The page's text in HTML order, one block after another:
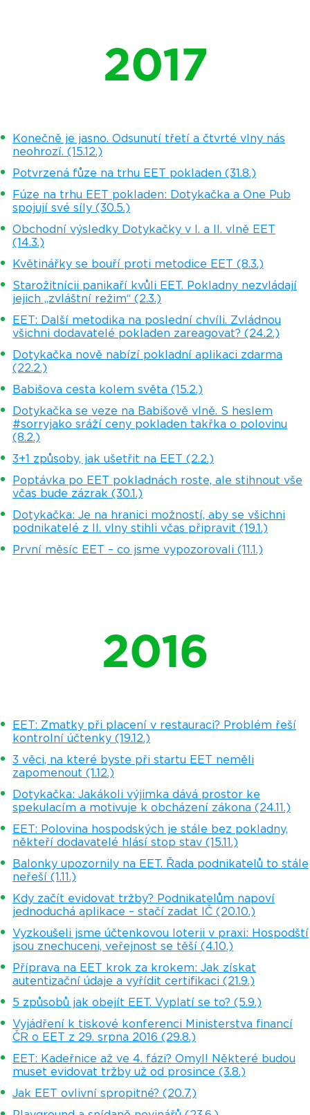
2017
Konečně je jasno. Odsunutí třetí a čtvrté vlny nás
neohrozí. (15.12.)
Potvrzená fůze na trhu EET pokladen (31.8.)
Fúze na trhu EET pokladen: Dotykačka a One Pub
spojují své síly (30.5.)
Obchodní výsledky Dotykačky v I. a II. vlně EET
(14.3.)
Květinářky se bouří proti metodice EET (8.3.)
Starožitnícii panikaří kvůli EET. Pokladny nezvládají
jejich „zvláštní režim“ (2.3.)
EET: Další metodika na poslední chvíli. Zvládnou
všichni dodavatelé pokladen zareagovat? (24.2.)
Dotykačka nově nabízí pokladní aplikaci zdarma
(22.2.)
Babišova cesta kolem světa (15.2.)
Dotykačka se veze na Babišově vlně. S heslem
#sorryjako sráží ceny pokladen takřka o polovinu
(8.2.)
3+1 způsoby, jak ušetřit na EET (2.2.)
Poptávka po EET pokladnách roste, ale stihnout vše
včas bude zázrak (30.1.)
Dotykačka: Je na hranici možností, aby se všichni
podnikatelé z II. vlny stihli včas připravit (19.1.)
První měsíc EET – co jsme vypozorovali (11.1.)
2016
EET: Zmatky při placení v restauraci? Problém řeší
kontrolní účtenky (19.12.)
3 věci, na které byste při startu EET neměli
zapomenout (1.12.)
Dotykačka: Jakákoli výjimka dává prostor ke
spekulacím a motivuje k obcházení zákona (24.11.)
EET: Polovina hospodských je stále bez pokladny,
někteří dodavatelé hlásí stop stav (15.11.)
Balonky upozornily na EET. Řada podnikatelů to stále
neřeší (1.11.)
Kdy začít evidovat tržby? Podnikatelům napoví
jednoduchá aplikace – stačí zadat IČ (20.10.)
Vyzkoušeli jsme účtenkovou loterii v praxi: Hospodští
jsou znechuceni, veřejnost se těší (4.10.)
Příprava na EET krok za krokem: Jak získat
autentizační údaje a vyřídit certifikaci (21.9.)
5 způsobů jak obejít EET. Vyplatí se to? (5.9.)
Vyjádření k tiskové konferenci Ministerstva financí
ČR o EET z 29. srpna 2016 (29.8.)
EET: Kadeřnice až ve 4. fázi? Omyl! Některé budou
muset evidovat tržby už od prosince (3.8.)
Jak EET ovlivní spropitné? (20.7.)